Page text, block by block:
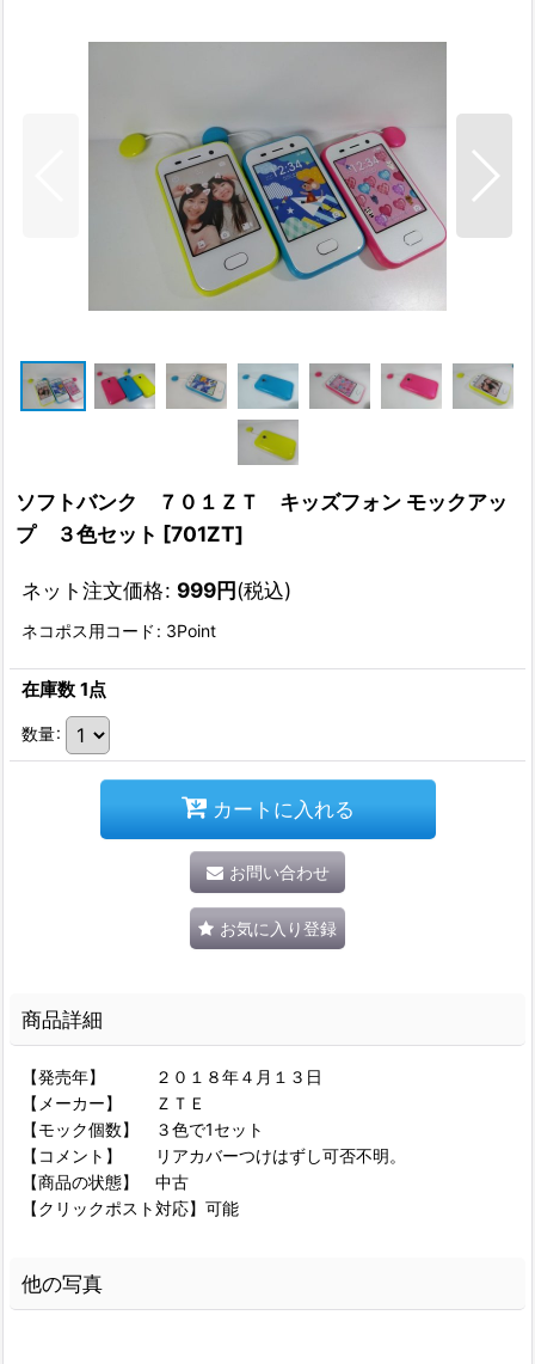
ソフトバンク ７０１ＺＴ キッズフォン モックアッ
プ ３色セット [701ZT]
ネット注文価格: 999円(税込)
ネコポス用コード : 3Point
在庫数 1点
数量:
カートに入れる
お問い合わせ
お気に入り登録
商品詳細
【発売年】 ２０１８年４月１３日
【メーカー】 ＺＴＥ
【モック個数】 ３色で1セット
【コメント】 リアカバーつけはずし可否不明。
【商品の状態】 中古
【クリックポスト対応】可能
他の写真